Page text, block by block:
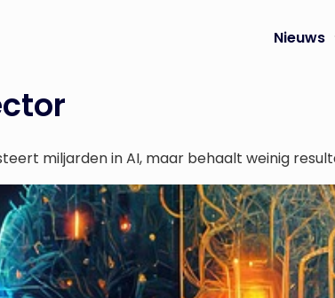
Nieuws
miljarden in AI, maar behaalt weinig